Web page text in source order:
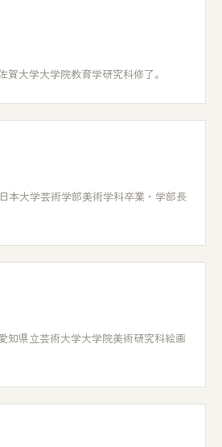
賀大学大学院教育学研究科修了。
本大学芸術学部美術学科卒業・学部長
知県立芸術大学大学院美術研究科絵画